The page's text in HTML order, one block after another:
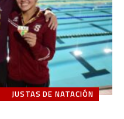
JUSTAS DE NATACIÓN